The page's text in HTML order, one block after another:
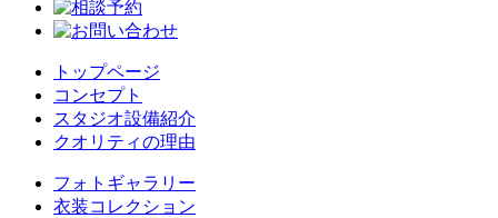
トップページ
コンセプト
スタジオ設備紹介
クオリティの理由
フォトギャラリー
衣装コレクション